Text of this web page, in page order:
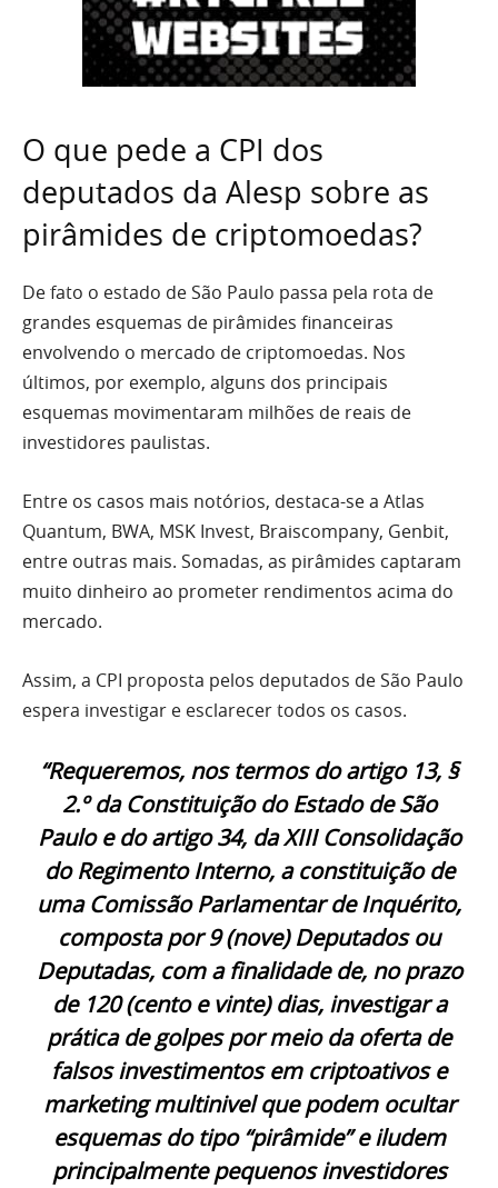
O que pede a CPI dos
deputados da Alesp sobre as
pirâmides de criptomoedas?
De fato o estado de São Paulo passa pela rota de
grandes esquemas de pirâmides financeiras
envolvendo o mercado de criptomoedas. Nos
últimos, por exemplo, alguns dos principais
esquemas movimentaram milhões de reais de
investidores paulistas.
Entre os casos mais notórios, destaca-se a Atlas
Quantum, BWA, MSK Invest, Braiscompany, Genbit,
entre outras mais. Somadas, as pirâmides captaram
muito dinheiro ao prometer rendimentos acima do
mercado.
Assim, a CPI proposta pelos deputados de São Paulo
espera investigar e esclarecer todos os casos.
“Requeremos, nos termos do artigo 13, §
2.º da Constituição do Estado de São
Paulo e do artigo 34, da XIII Consolidação
do Regimento Interno, a constituição de
uma Comissão Parlamentar de Inquérito,
composta por 9 (nove) Deputados ou
Deputadas, com a finalidade de, no prazo
de 120 (cento e vinte) dias, investigar a
prática de golpes por meio da oferta de
falsos investimentos em criptoativos e
marketing multinivel que podem ocultar
esquemas do tipo “pirâmide” e iludem
principalmente pequenos investidores